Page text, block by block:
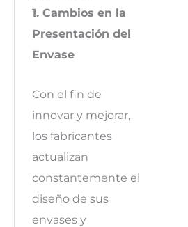
1. Cambios en la
Presentación del
Envase
Con el fin de
innovar y mejorar,
los fabricantes
actualizan
constantemente el
diseño de sus
envases y